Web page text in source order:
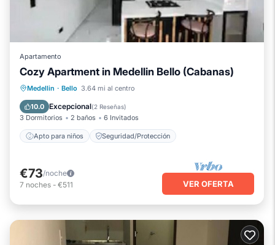
Apartamento
Cozy Apartment in Medellin Bello (Cabanas)
Medellin · Bello 3.64 mi al centro
10.0 Excepcional(2 Reseñas)
3 Dormitorios 2 baños 6 Invitados
Apto para niños Seguridad/Protección
Apto para niños
€73/noche
7 noches - €511 VER OFERTA